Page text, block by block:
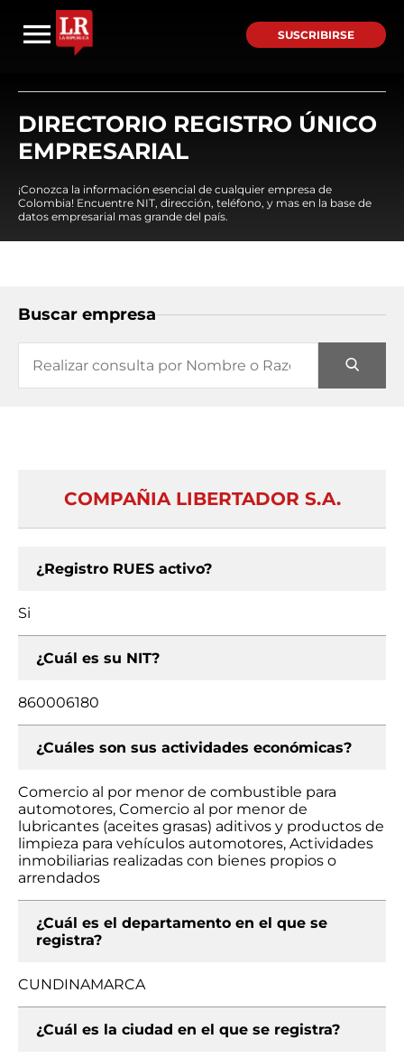
SUSCRIBIRSE
DIRECTORIO REGISTRO ÚNICO
EMPRESARIAL
¡Conozca la información esencial de cualquier empresa de
Colombia! Encuentre NIT, dirección, teléfono, y mas en la base de
datos empresarial mas grande del país.
Buscar empresa
COMPAÑIA LIBERTADOR S.A.
¿Registro RUES activo?
Si
¿Cuál es su NIT?
860006180
¿Cuáles son sus actividades económicas?
Comercio al por menor de combustible para
automotores, Comercio al por menor de
lubricantes (aceites grasas) aditivos y productos de
limpieza para vehículos automotores, Actividades
inmobiliarias realizadas con bienes propios o
arrendados
¿Cuál es el departamento en el que se
registra?
CUNDINAMARCA
¿Cuál es la ciudad en el que se registra?